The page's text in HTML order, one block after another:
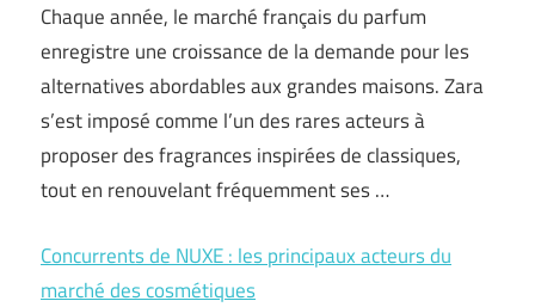
Chaque année, le marché français du parfum
enregistre une croissance de la demande pour les
alternatives abordables aux grandes maisons. Zara
s’est imposé comme l’un des rares acteurs à
proposer des fragrances inspirées de classiques,
tout en renouvelant fréquemment ses …
Concurrents de NUXE : les principaux acteurs du
marché des cosmétiques